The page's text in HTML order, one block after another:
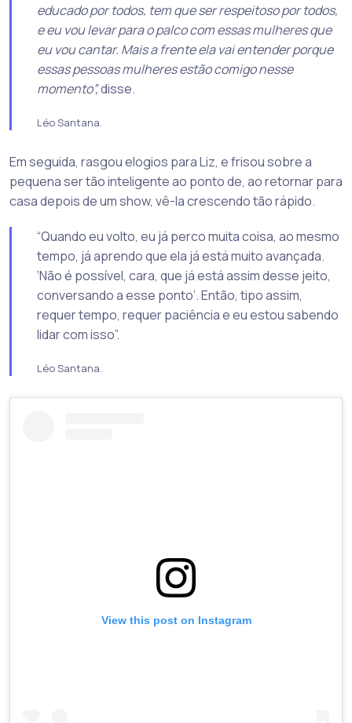
educado por todos, tem que ser respeitoso por todos,
e eu vou levar para o palco com essas mulheres que
eu vou cantar. Mais a frente ela vai entender porque
essas pessoas mulheres estão comigo nesse
momento”,disse.
Léo Santana.
Em seguida, rasgou elogios para Liz, e frisou sobre a
pequena ser tão inteligente ao ponto de, ao retornar para
casa depois de um show, vê-la crescendo tão rápido.
“Quando eu volto, eu já perco muita coisa, ao mesmo
tempo, já aprendo que ela já está muito avançada.
‘Não é possível, cara, que já está assim desse jeito,
conversando a esse ponto’. Então, tipo assim,
requer tempo, requer paciência e eu estou sabendo
lidar com isso”.
Léo Santana.
View this post on Instagram